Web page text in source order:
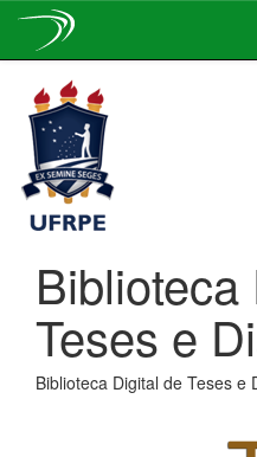
navigation
Teses e
Biblioteca Digital de Teses e